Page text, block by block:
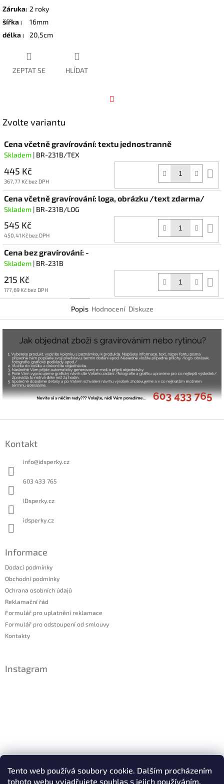
Tento web používá soubory cookie. Dalším procházením
tohoto webu vyjadřujete souhlas s jejich používáním.
Záruka: 2 roky
šířka:
16mm
délka: 20,5cm
ZEPTAT SE HLÍDAT
Zvolte variantu
Cena včetně gravírování: textu jednostranně
Skladem | BR-231B/TEX
445 Kč
367,77 Kč bez DPH
Cena včetně gravírování: loga, obrázku /text zdarma/
Skladem | BR-231B/LOG
545 Kč
450,41 Kč bez DPH
Cena bez gravírování: -
Skladem | BR-231B
215 Kč
177,69 Kč bez DPH
Popis Hodnocení Diskuze
Kontakt
info@idsperky.cz
603 433 765
IDsperky.cz
idsperky.cz
Informace
Dodací podmínky
Obchodní podmínky
Ochrana osobních údajů
Reklamační řád
Formulář pro uplatnění reklamace
Formulář pro odstoupení od smlouvy
Kontakty
Instagram
Sledovat na Instagramu